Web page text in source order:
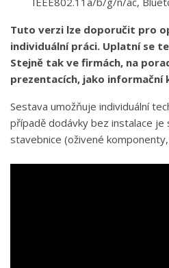
Tuto verzi lze doporučit pro
individuální práci. Uplatní se
Stejně tak ve firmách, na
prezentacích, jako informační
Sestava umožňuje individuální
případě dodávky bez instalace
stavebnice (oživené